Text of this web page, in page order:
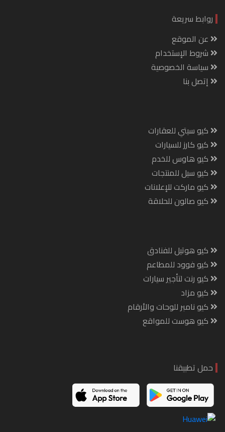
روابط سريعة
عن الموقع
شروط الإستخدام
سياسة الخصوصية
إتصل بنا
كيو سيتي للعقارات
كيو كارز للسيارات
كيو هاوس للخدم
كيو سيل للمنتجات
كيو ماركت للإعلانات
كيو صالون للحلاقة
كيو هوتيل للفنادق
كيو فوود للمطاعم
كيو رنت لتأجير سيارات
كيو مزاد
كيو نامبر للوحات والأرقام
كيو هوست للمواقع
حمل تطبيقنا